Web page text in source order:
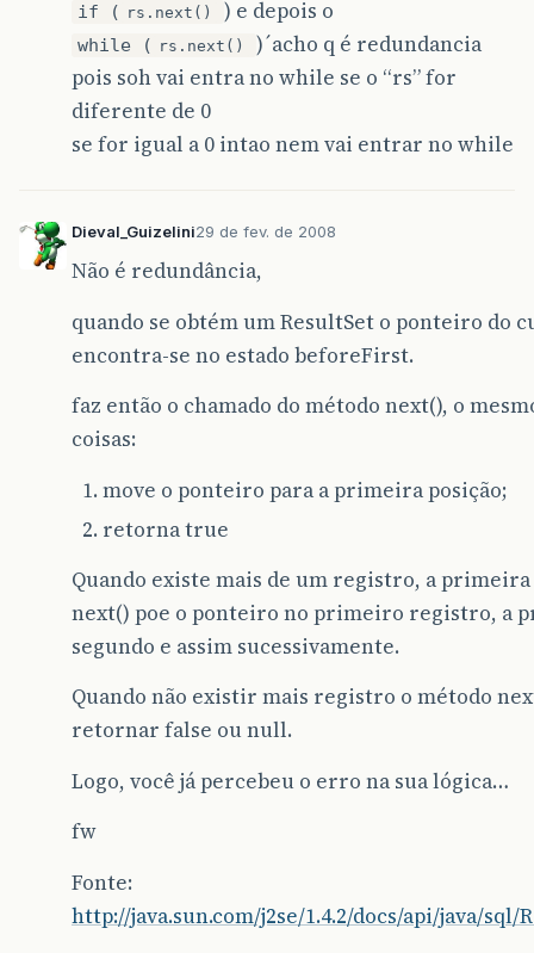
if ( rs.next() ) e depois o
while ( rs.next()
)´acho q é redundancia
pois soh vai entra no while se o “rs” for
diferente de 0
se for igual a 0 intao nem vai entrar no while
Dieval_Guizelini29 de fev. de 2008
Não é redundância,
quando se obtém um ResultSet o ponteiro do
encontra-se no estado beforeFirst.
faz então o chamado do método next(), o
coisas:
move o ponteiro para a primeira posição;
retorna true
Quando existe mais de um registro, a primeira
next() poe o ponteiro no primeiro registro, a
segundo e assim sucessivamente.
Quando não existir mais registro o método
retornar false ou null.
Logo, você já percebeu o erro na sua lógica…
fw
Fonte:
http://java.sun.com/j2se/1.4.2/docs/api/java/sql/